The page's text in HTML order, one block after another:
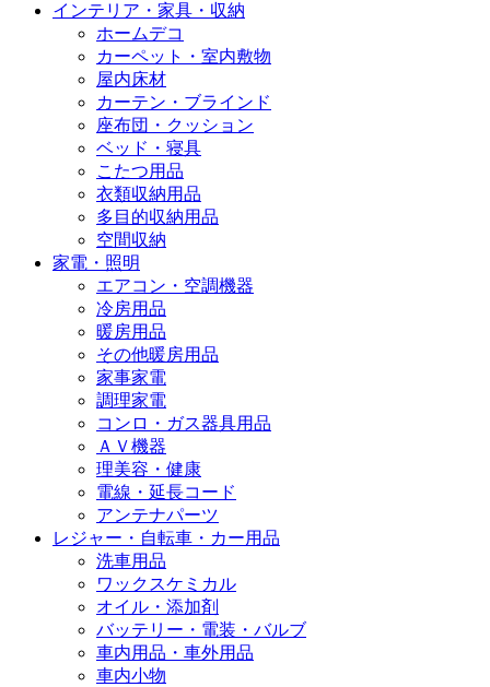
インテリア・家具・収納
ホームデコ
カーペット・室内敷物
屋内床材
カーテン・ブラインド
座布団・クッション
ベッド・寝具
こたつ用品
衣類収納用品
多目的収納用品
空間収納
家電・照明
エアコン・空調機器
冷房用品
暖房用品
その他暖房用品
家事家電
調理家電
コンロ・ガス器具用品
ＡＶ機器
理美容・健康
電線・延長コード
アンテナパーツ
レジャー・自転車・カー用品
洗車用品
ワックスケミカル
オイル・添加剤
バッテリー・電装・バルブ
車内用品・車外用品
車内小物